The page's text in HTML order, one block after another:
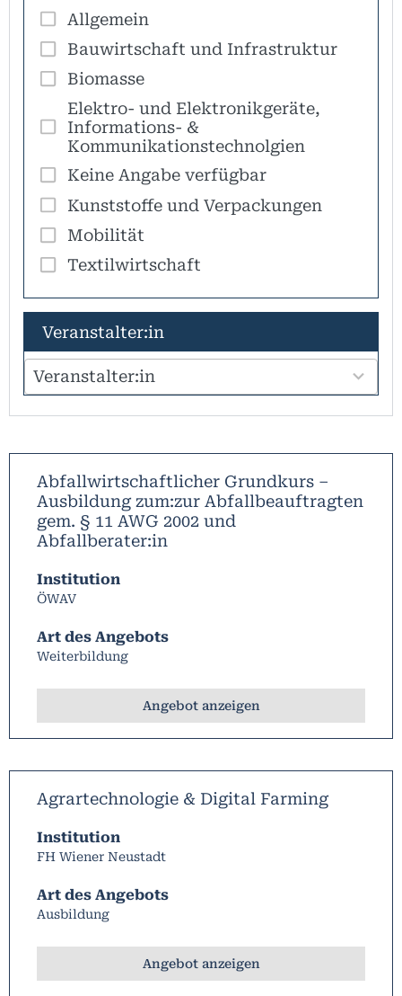
Allgemein
Bauwirtschaft und Infrastruktur
Biomasse
Elektro- und Elektronikgeräte,
Informations- &
Kommunikationstechnolgien
Keine Angabe verfügbar
Kunststoffe und Verpackungen
Mobilität
Textilwirtschaft
Veranstalter:in
Veranstalter:in
results
available
Abfallwirtschaftlicher Grundkurs –
Ausbildung zum:zur Abfallbeauftragten
gem. § 11 AWG 2002 und
Abfallberater:in
Institution
ÖWAV
Art des Angebots
Weiterbildung
Angebot anzeigen
Agrartechnologie & Digital Farming
Institution
FH Wiener Neustadt
Art des Angebots
Ausbildung
Angebot anzeigen